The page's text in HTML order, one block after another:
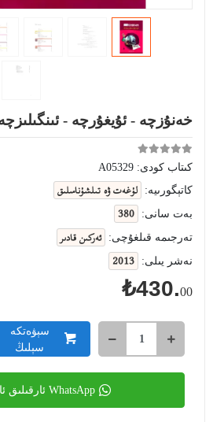
خەنۇزچە - ئۇيغۇرچە -
كىتاب كودى: A05329
كاتېگورىيە:
لۇغەت ۋە تىلشۇناسلىق
بەت سانى: 380
تەرجىمە قىلغۇچى: ئەركىن قادىر
نەشر يىلى: 2013
₺430.00
سېۋەتكە
سېلىڭ
WhatsApp ئارقىلىق ئالاقىلىشىڭ